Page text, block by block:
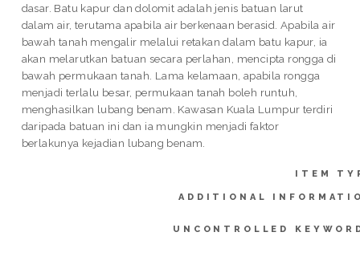
dasar. Batu kapur dan dolomit adalah jenis batuan larut
dalam air, terutama apabila air berkenaan berasid. Apabila air
bawah tanah mengalir melalui retakan dalam batu kapur, ia
akan melarutkan batuan secara perlahan, mencipta rongga di
bawah permukaan tanah. Lama kelamaan, apabila rongga
menjadi terlalu besar, permukaan tanah boleh runtuh,
menghasilkan lubang benam. Kawasan Kuala Lumpur terdiri
daripada batuan ini dan ia mungkin menjadi faktor
berlakunya kejadian lubang benam.
ITEM
ADDITIONAL
UNCONTROLLED